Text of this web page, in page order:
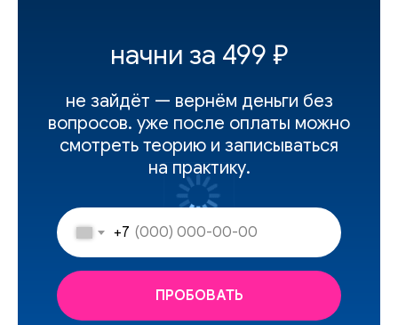
начни за 499 ₽
не зайдёт — вернём деньги без
вопросов. уже после оплаты можно
смотреть теорию и записываться
на практику.
+7
ПРОБОВАТЬ